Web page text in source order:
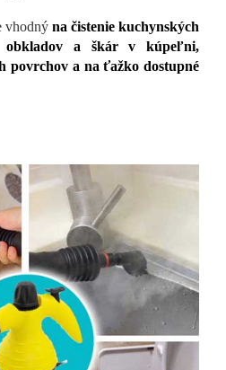
vhodný na čistenie kuchynských
obkladov a škár v kúpeľni,
povrchov a na ťažko dostupné